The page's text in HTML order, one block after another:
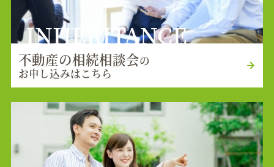
INHERITANCE
不動産の相続相談会の
お申し込みはこちら